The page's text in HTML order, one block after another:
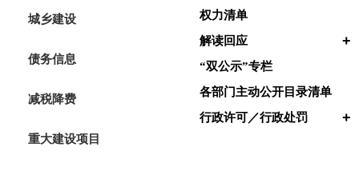
城乡建设
债务信息
减税降费
重大建设项目
权力清单
解读回应
+
“双公示”专栏
各部门主动公开目录清单
行政许可／行政处罚
+